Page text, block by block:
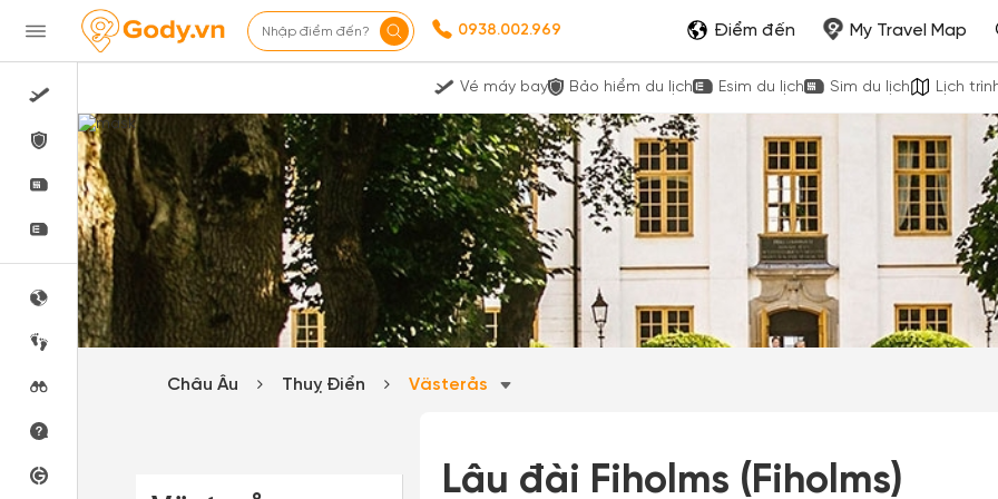
Nhập điểm đến? 0938.002.969 Điểm đến My Travel Map
Vé máy bay Bảo hiểm du lịch Esim du lịch Sim du lịch Lịch
Châu Âu Thuỵ Điển Västerås
Lâu đài Fiholms (Fiholms)